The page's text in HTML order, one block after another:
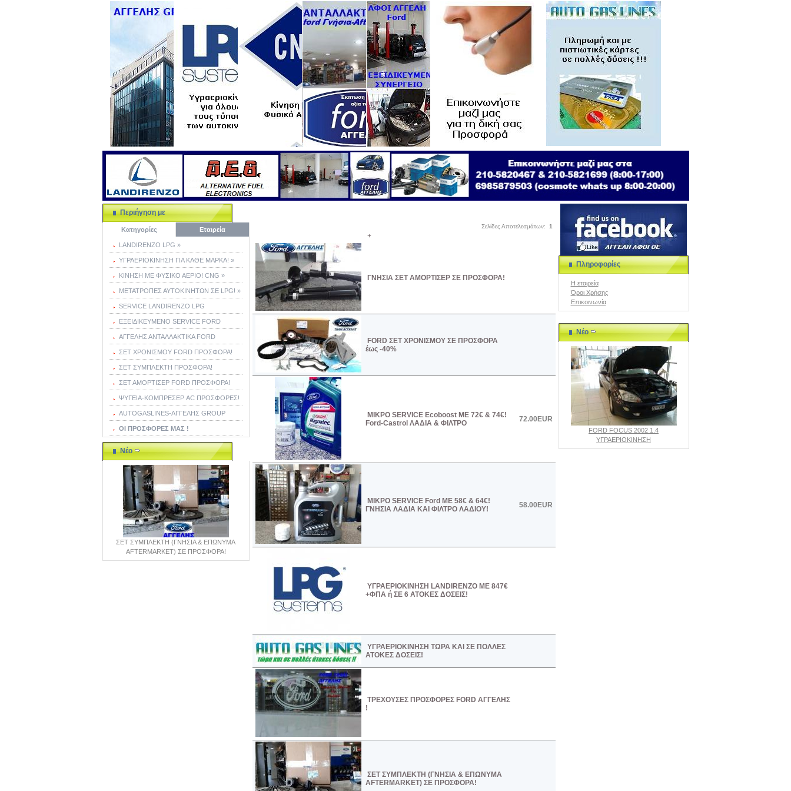
Περιήγηση με
Κατηγορίες Εταιρεία
LANDIRENZO LPG »
ΥΓΡΑΕΡΙΟΚΙΝΗΣΗ ΓΙΑ ΚΑΘΕ ΜΑΡΚΑ! »
ΚΙΝΗΣΗ ΜΕ ΦΥΣΙΚΟ ΑΕΡΙΟ! CNG »
ΜΕΤΑΤΡΟΠΕΣ ΑΥΤΟΚΙΝΗΤΩΝ ΣΕ LPG! »
SERVICE LANDIRENZO LPG
ΕΞΕΙΔΙΚΕΥΜΕΝΟ SERVICE FORD
ΑΓΓΕΛΗΣ ΑΝΤΑΛΛΑΚΤΙΚΑ FORD
ΣΕΤ ΧΡΟΝΙΣΜΟΥ FORD ΠΡΟΣΦΟΡΑ!
ΣΕΤ ΣΥΜΠΛΕΚΤΗ ΠΡΟΣΦΟΡΑ!
ΣΕΤ ΑΜΟΡΤΙΣΕΡ FORD ΠΡΟΣΦΟΡΑ!
ΨΥΓΕΙΑ-ΚΟΜΠΡΕΣΕΡ AC ΠΡΟΣΦΟΡΕΣ!
AUTOGASLINES-ΑΓΓΕΛΗΣ GROUP
ΟΙ ΠΡΟΣΦΟΡΕΣ ΜΑΣ !
Νέο
ΣΕΤ ΣΥΜΠΛΕΚΤΗ (ΓΝΗΣΙΑ & ΕΠΩΝΥΜΑ
AFTERMARKET) ΣΕ ΠΡΟΣΦΟΡΑ!
Σελίδες Αποτελεσμάτων: 1
+
ΓΝΗΣΙΑ ΣΕΤ ΑΜΟΡΤΙΣΕΡ ΣΕ ΠΡΟΣΦΟΡΑ!
FORD ΣΕΤ ΧΡΟΝΙΣΜΟΥ ΣΕ ΠΡΟΣΦΟΡΑ
έως -40%
ΜΙΚΡΟ SERVICE Ecoboost ΜΕ 72€ & 74€!
Ford-Castrol ΛΑΔΙΑ & ΦΙΛΤΡΟ
72.00EUR
ΜΙΚΡΟ SERVICE Ford ΜΕ 58€ & 64€!
ΓΝΗΣΙΑ ΛΑΔΙΑ ΚΑΙ ΦΙΛΤΡΟ ΛΑΔΙΟΥ!
58.00EUR
ΥΓΡΑΕΡΙΟΚΙΝΗΣΗ LANDIRENZO ME 847€
+ΦΠΑ ή ΣΕ 6 ΑΤΟΚΕΣ ΔΟΣΕΙΣ!
ΥΓΡΑΕΡΙΟΚΙΝΗΣΗ ΤΩΡΑ ΚΑΙ ΣΕ ΠΟΛΛΕΣ
ΑΤΟΚΕΣ ΔΟΣΕΙΣ!
ΤΡΕΧΟΥΣΕΣ ΠΡΟΣΦΟΡΕΣ FORD ΑΓΓΕΛΗΣ
!
ΣΕΤ ΣΥΜΠΛΕΚΤΗ (ΓΝΗΣΙΑ & ΕΠΩΝΥΜΑ
AFTERMARKET) ΣΕ ΠΡΟΣΦΟΡΑ!
Πληροφορίες
Η εταιρεία
Όροι Χρήσης
Επικοινωνία
Νέο
FORD FOCUS 2002 1.4
ΥΓΡΑΕΡΙΟΚΙΝΗΣΗ